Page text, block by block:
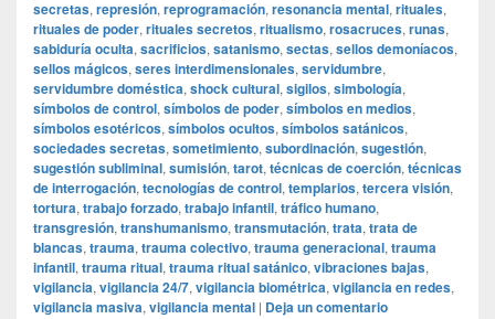
secretas, represión, reprogramación, resonancia mental, rituales,
rituales de poder, rituales secretos, ritualismo, rosacruces, runas,
sabiduría oculta, sacrificios, satanismo, sectas, sellos demoníacos,
sellos mágicos, seres interdimensionales, servidumbre,
servidumbre doméstica, shock cultural, sigilos, simbología,
símbolos de control, símbolos de poder, símbolos en medios,
símbolos esotéricos, símbolos ocultos, símbolos satánicos,
sociedades secretas, sometimiento, subordinación, sugestión,
sugestión subliminal, sumisión, tarot, técnicas de coerción, técnicas
de interrogación, tecnologías de control, templarios, tercera visión,
tortura, trabajo forzado, trabajo infantil, tráfico humano,
transgresión, transhumanismo, transmutación, trata, trata de
blancas, trauma, trauma colectivo, trauma generacional, trauma
infantil, trauma ritual, trauma ritual satánico, vibraciones bajas,
vigilancia, vigilancia 24/7, vigilancia biométrica, vigilancia en redes,
vigilancia masiva, vigilancia mental | Deja un comentario